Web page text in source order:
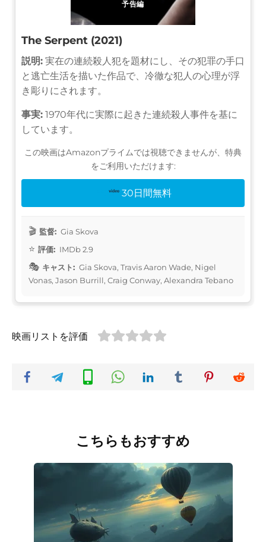
予告編
The Serpent (2021)
説明: 実在の連続殺人犯を題材にし、その犯罪の手口
と逃亡生活を描いた作品で、冷徹な犯人の心理が浮
き彫りにされます。
事実: 1970年代に実際に起きた連続殺人事件を基に
しています。
この映画はAmazonプライムでは視聴できませんが、特典
をご利用いただけます:
30日間無料
監督: Gia Skova
評価: IMDb 2.9
キャスト: Gia Skova, Travis Aaron Wade, Nigel
Vonas, Jason Burrill, Craig Conway, Alexandra Tebano
映画リストを評価
こちらもおすすめ